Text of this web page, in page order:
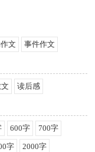
文 事件作文
读后感
600字 700字
字 2000字